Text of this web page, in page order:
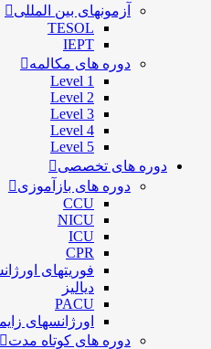
آزمونهای بین المللی
TESOL
IEPT
دوره های مکالمه
Level 1
Level 2
Level 3
Level 4
Level 5
دوره های تخصصی
دوره های بازآموزی
CCU
NICU
ICU
CPR
فوریتهای
دیالیز
PACU
اورژانسهای
دوره های کوتاه مدت